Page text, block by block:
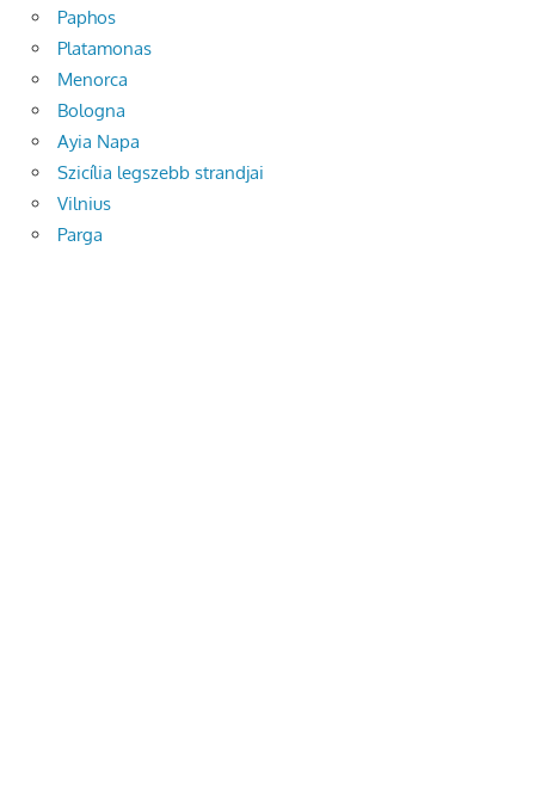
Paphos
Platamonas
Menorca
Bologna
Ayia Napa
Szicília legszebb strandjai
Vilnius
Parga